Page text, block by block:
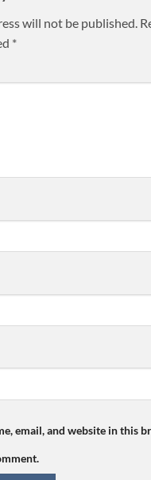
will not be published.
*
email, and website in this